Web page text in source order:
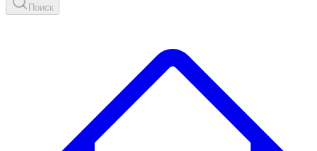
Поиск